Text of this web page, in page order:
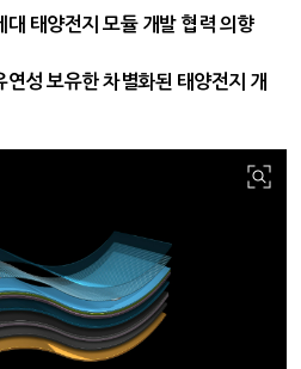
대 태양전지 모듈 개발 협력 의향
연성 보유한 차별화된 태양전지 개